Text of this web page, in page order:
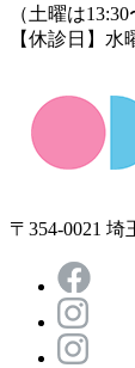
（土曜は13:30
【休診日】水
〒354-0021 埼